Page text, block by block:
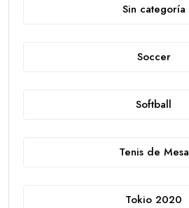
Sin categoría
Soccer
Softball
Tenis de Mesa
Tokio 2020